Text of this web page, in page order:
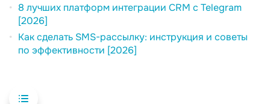
8 лучших платформ интеграции CRM с Telegram
[2026]
Как сделать SMS-рассылку: инструкция и советы
по эффективности [2026]